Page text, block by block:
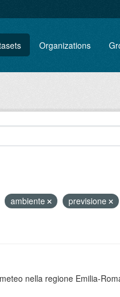
Organizations
ambiente
previsione
nella regione Emilia-